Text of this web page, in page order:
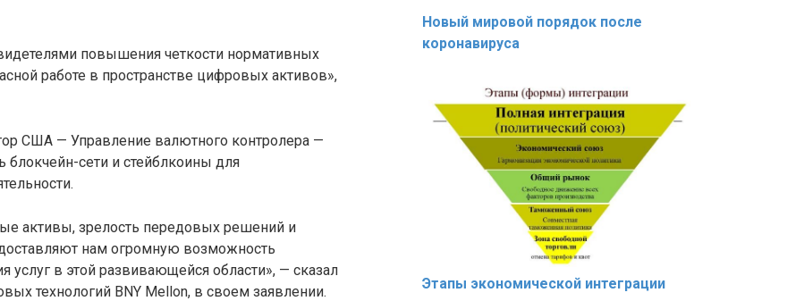
повышения четкости нормативных
работе в пространстве цифровых активов»,
США — Управление валютного контролера —
блокчейн-сети и стейблкоины для
активы, зрелость передовых решений и
нам огромную возможность
в этой развивающейся области», — сказал
технологий BNY Mellon, в своем заявлении.
Новый мировой порядок после
коронавируса
Этапы экономической интеграции